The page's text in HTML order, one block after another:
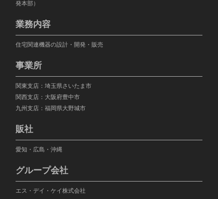
発本部）
業務内容
住宅関連機器の設計・開発・販売
事業所
関東支店：埼玉県さいたま市
関西支店：大阪府豊中市
九州支店：福岡県大野城市
販社
愛知・広島・沖縄
グループ会社
エス・デイ・ケイ株式会社